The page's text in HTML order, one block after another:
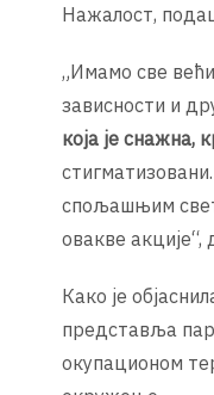
Нажалост,
„Имамо све већи
зависности и
која је снажна,
спољашњим
овакве акције“,
Како је
представља
окупационом